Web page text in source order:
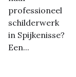
professioneel
schilderwerk
in Spijkenisse?
Een...